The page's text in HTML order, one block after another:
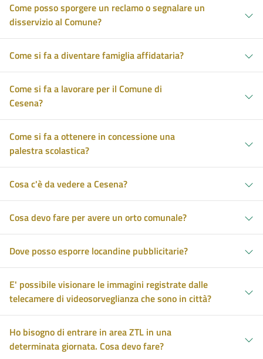
Come posso sporgere un reclamo o segnalare un
disservizio al Comune?
Come si fa a diventare famiglia affidataria?
Come si fa a lavorare per il Comune di
Cesena?
Come si fa a ottenere in concessione una
palestra scolastica?
Cosa c'è da vedere a Cesena?
Cosa devo fare per avere un orto comunale?
Dove posso esporre locandine pubblicitarie?
E' possibile visionare le immagini registrate dalle
telecamere di videosorveglianza che sono in città?
Ho bisogno di entrare in area ZTL in una
determinata giornata. Cosa devo fare?